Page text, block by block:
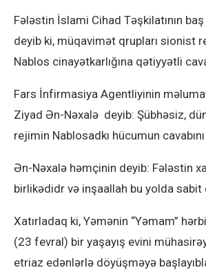
Fələstin İslami Cihad Təşkilatının
deyib ki, müqavimət qrupları sionist
Nablos cinayətkarlığına qətiyyətli
Fars İnfirmasiya Agentliyinin
Ziyad Ən-Nəxalə deyib: Şübhəsiz,
rejimin Nablosadkı hücumun
Ən-Nəxalə həmçinin deyib: Fələstin
birlikədidr və inşaallah bu yolda sabit
Xatırladaq ki, Yəmənin “Yəmam”
(23 fevral) bir yaşayış evini
etriaz edənlərlə döyüşməyə